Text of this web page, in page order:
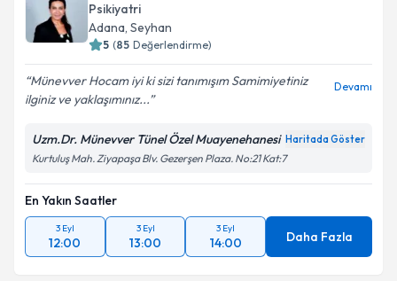
Psikiyatri
Adana, Seyhan
5 (85 Değerlendirme)
Münevver Hocam iyi ki sizi tanımışım Samimiyetiniz
ilginiz ve yaklaşımınız...
Devamı
Uzm.Dr. Münevver Tünel Özel Muayenehanesi Haritada Göster
Kurtuluş Mah. Ziyapaşa Blv. Gezerşen Plaza. No:21 Kat:7
En Yakın Saatler
3 Eyl
12:00
3 Eyl
13:00
3 Eyl
14:00 Daha Fazla